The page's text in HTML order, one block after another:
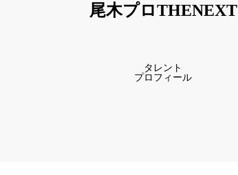
尾木プロTHENEXT
タレント
プロフィール